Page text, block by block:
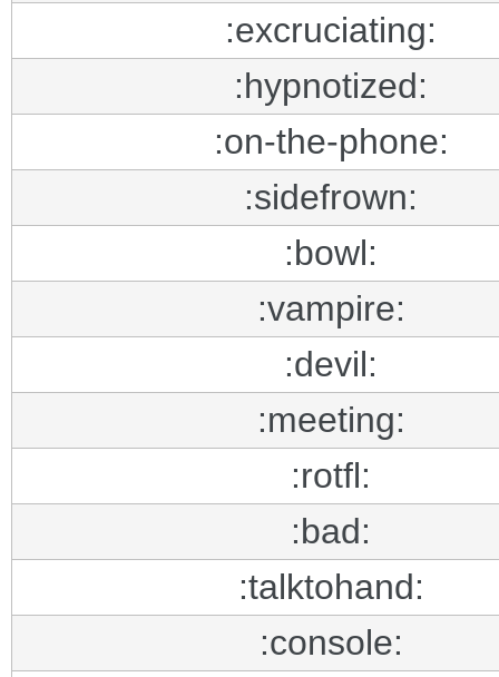
:excruciating:
:hypnotized:
:on-the-phone:
:sidefrown:
:bowl:
:vampire:
:devil:
:meeting:
:rotfl:
:bad:
:talktohand:
:console: